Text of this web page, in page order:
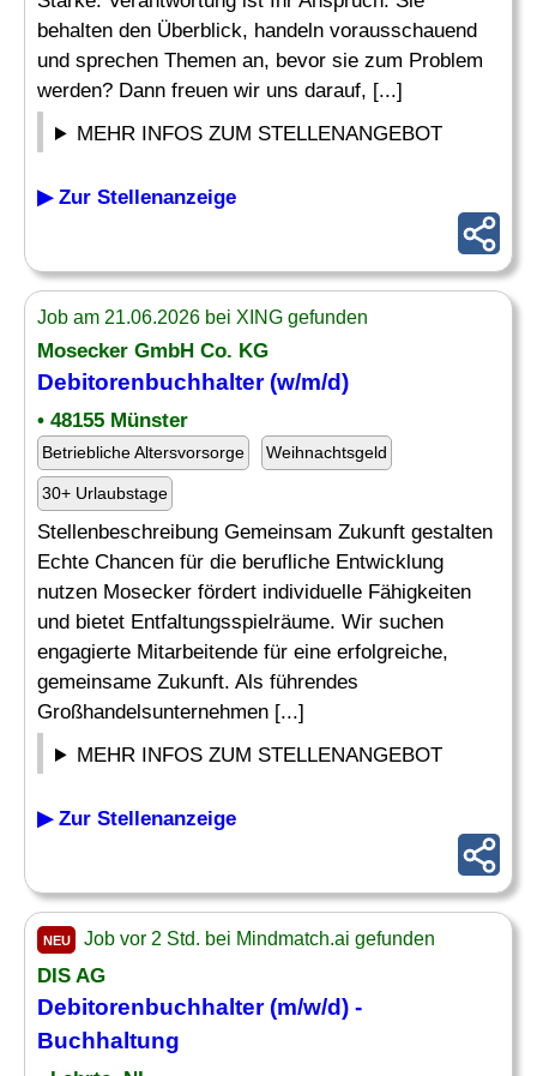
behalten den Überblick, handeln vorausschauend
und sprechen Themen an, bevor sie zum Problem
werden? Dann freuen wir uns darauf, [...]
MEHR INFOS ZUM STELLENANGEBOT
▶ Zur Stellenanzeige
Job am 21.06.2026 bei XING gefunden
Mosecker GmbH Co. KG
Debitorenbuchhalter(w/m/d)
• 48155 Münster
Betriebliche Altersvorsorge Weihnachtsgeld
30+ Urlaubstage
Stellenbeschreibung Gemeinsam Zukunft gestalten
Echte Chancen für die berufliche Entwicklung
nutzen Mosecker fördert individuelle Fähigkeiten
und bietet Entfaltungsspielräume. Wir suchen
engagierte Mitarbeitende für eine erfolgreiche,
gemeinsame Zukunft. Als führendes
Großhandelsunternehmen [...]
MEHR INFOS ZUM STELLENANGEBOT
▶ Zur Stellenanzeige
NEU Job vor 2 Std. bei Mindmatch.ai gefunden
DIS AG
Debitorenbuchhalter(m/w/d) -
Buchhaltung